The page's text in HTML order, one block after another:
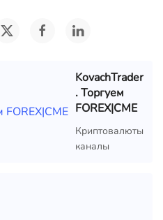
KovachTrader
. Торгуем
FOREX|CME
Криптовалюты
каналы